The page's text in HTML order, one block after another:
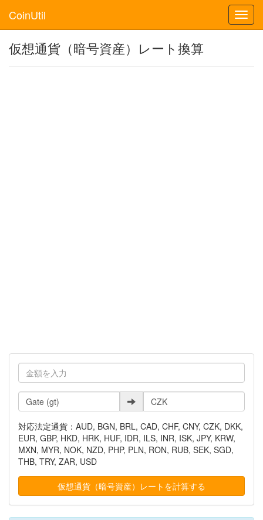
CoinUtil
仮想通貨（暗号資産）レート換算
対応法定通貨：AUD, BGN, BRL, CAD, CHF, CNY, CZK, DKK,
EUR, GBP, HKD, HRK, HUF, IDR, ILS, INR, ISK, JPY, KRW,
MXN, MYR, NOK, NZD, PHP, PLN, RON, RUB, SEK, SGD,
THB, TRY, ZAR, USD